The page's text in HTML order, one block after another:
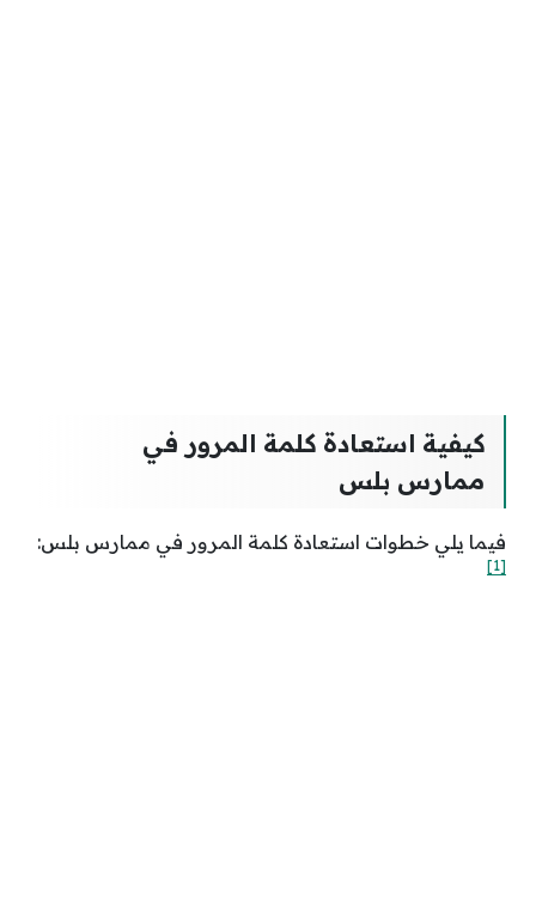
كيفية استعادة كلمة المرور في
ممارس بلس
فيما يلي خطوات استعادة كلمة المرور في ممارس بلس:
[1]